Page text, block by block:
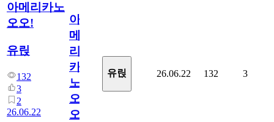
아메리카노
오오!
유릱
132
3
2
26.06.22
아
메
리
카
노
오
오!
유릱 26.06.22 132 3